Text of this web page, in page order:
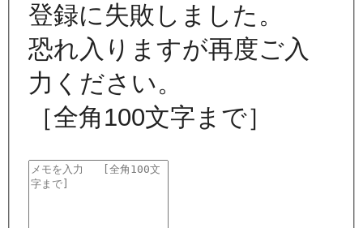
登録に失敗しました。
恐れ入りますが再度ご入
力ください。
［全角100文字まで］